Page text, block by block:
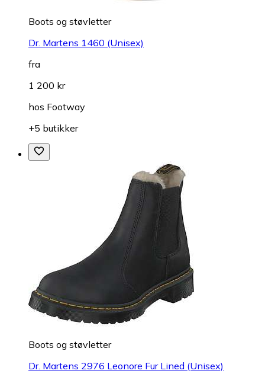
Boots og støvletter
Dr. Martens 1460 (Unisex)
fra
1 200 kr
hos Footway
+5 butikker
Boots og støvletter
Dr. Martens 2976 Leonore Fur Lined (Unisex)